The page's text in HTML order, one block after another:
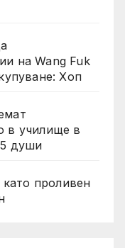
на Wang Fuk
Хоп
в училище в
души
като проливен